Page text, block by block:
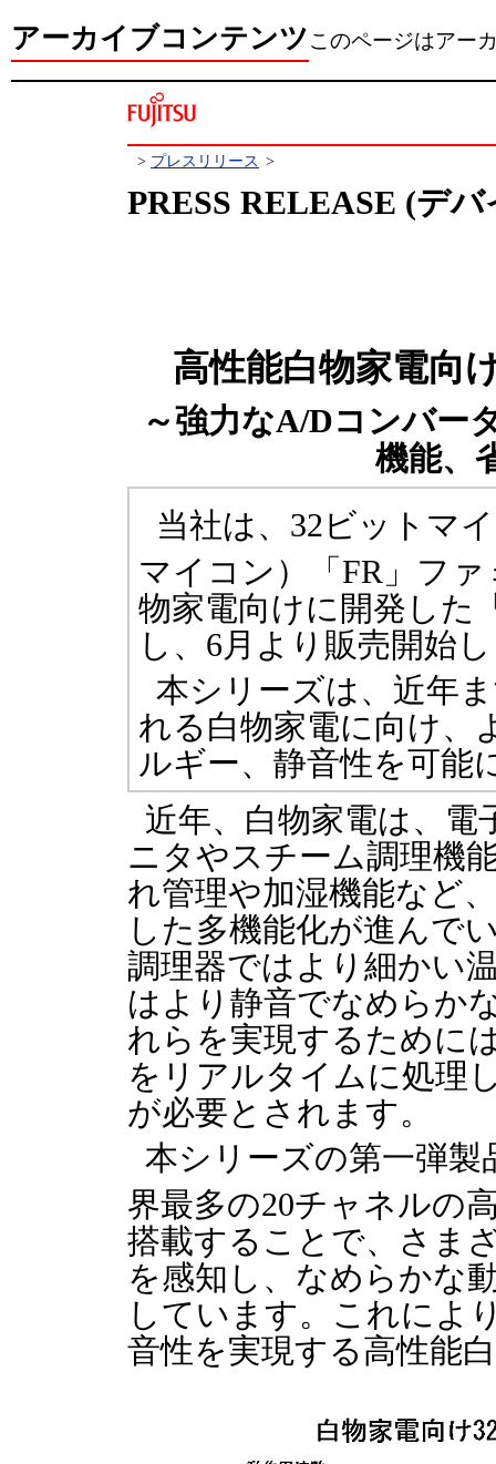
アーカイブコンテンツこのページはアー
> プレスリリース >
PRESS RELEASE (デバ
高性能白物家電向
～強力なA/Dコンバー
機能、
当社は、32ビットマ
マイコン）「FR」ファ
物家電向けに開発した
し、6月より販売開始
本シリーズは、近年
れる白物家電に向け、
ルギー、静音性を可能
近年、白物家電は、
ニタやスチーム調理機
れ管理や加湿機能など
した多機能化が進んで
調理器ではより細かい
はより静音でなめらか
れらを実現するために
をリアルタイムに処理
が必要とされます。
本シリーズの第一弾製
界最多の20チャネルの
搭載することで、さま
を感知し、なめらかな
しています。これによ
音性を実現する高性能